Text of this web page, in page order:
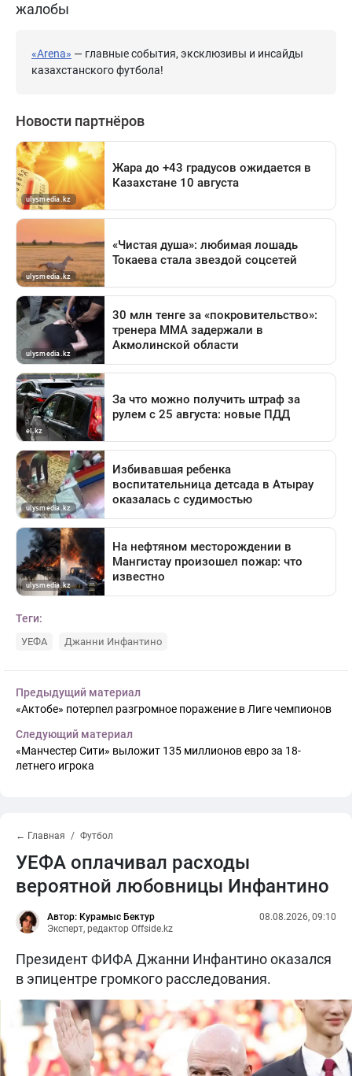
жалобы
«Arena» — главные события, эксклюзивы и инсайды
казахстанского футбола!
Теги:
УЕФА Джанни Инфантино
Предыдущий материал
«Актобе» потерпел разгромное поражение в Лиге чемпионов
Следующий материал
«Манчестер Сити» выложит 135 миллионов евро за 18-
летнего игрока
← Главная Футбол
УЕФА оплачивал расходы
вероятной любовницы Инфантино
Автор: Курамыс Бектур
Эксперт, редактор Offside.kz
08.08.2026, 09:10
Президент ФИФА Джанни Инфантино оказался
в эпицентре громкого расследования.